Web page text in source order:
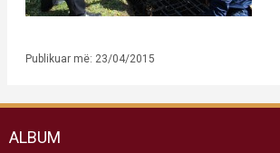
Publikuar më: 23/04/2015
ALBUM